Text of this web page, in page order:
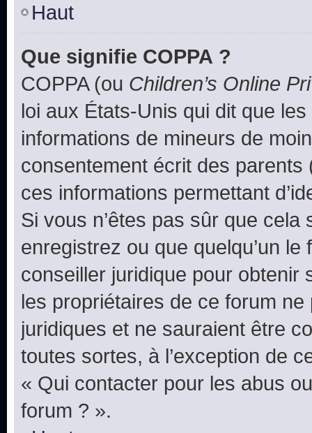
Haut
Que signifie COPPA ?
COPPA (ou Children’s Online
loi aux États-Unis qui dit que
informations de mineurs de
consentement écrit des parents
ces informations permettant
Si vous n’êtes pas sûr que
enregistrez ou que quelqu’un
conseiller juridique pour obtenir
les propriétaires de ce forum
juridiques et ne sauraient être
toutes sortes, à l’exception de
« Qui contacter pour les abus
forum ? ».